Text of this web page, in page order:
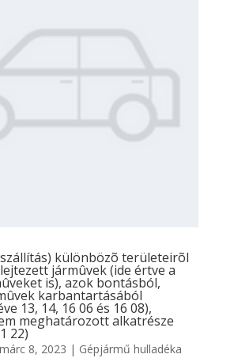
különbözõ területeirõl
jármûvek (ide értve a
is), azok bontásból,
karbantartásából
13, 14, 16 06 és 16 08),
meghatározott alkatrésze
22)
márc 8, 2023 | Gépjármű hulladéka